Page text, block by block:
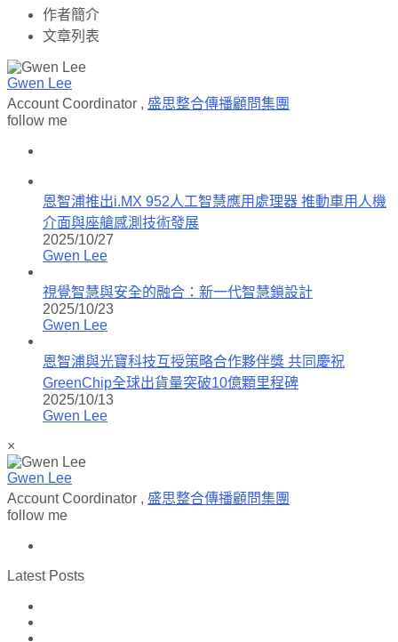
作者簡介
文章列表
Gwen Lee
Account Coordinator , 盛思整合傳播顧問集團
follow me
恩智浦推出i.MX 952人工智慧應用處理器 推動車用人機
介面與座艙感測技術發展
2025/10/27
Gwen Lee
視覺智慧與安全的融合：新一代智慧鎖設計
2025/10/23
Gwen Lee
恩智浦與光寶科技互授策略合作夥伴獎 共同慶祝
GreenChip全球出貨量突破10億顆里程碑
2025/10/13
Gwen Lee
×
Gwen Lee
Account Coordinator , 盛思整合傳播顧問集團
follow me
Latest Posts